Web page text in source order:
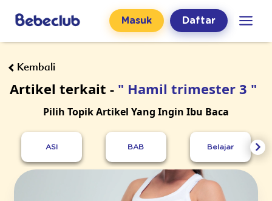
Masuk Daftar
Kembali
Artikel terkait - " Hamil trimester 3 "
Pilih Topik Artikel Yang Ingin Ibu Baca
ASI BAB Belajar